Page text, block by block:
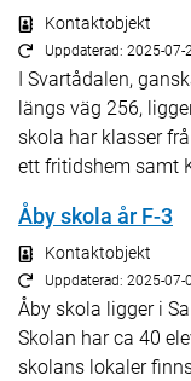
Kontaktobjekt
Uppdaterad: 2025-07-
I Svartådalen,
längs väg 256,
skola har klasser
ett fritidshem samt
Åby skola år F-3
Kontaktobjekt
Uppdaterad: 2025-07-
Åby skola ligger i
Skolan har ca 40
skolans lokaler